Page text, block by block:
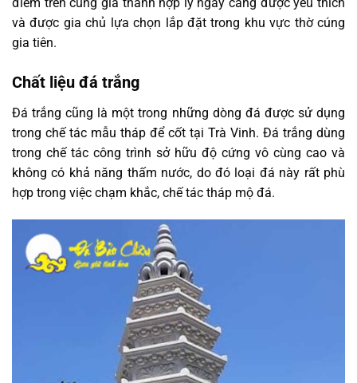
và được gia chủ lựa chọn lắp đặt trong khu vực thờ cúng
gia tiên.
Chất liệu đá trắng
Đá trắng cũng là một trong những dòng đá được sử dụng
trong chế tác mẫu tháp để cốt tại Trà Vinh. Đá trắng dùng
trong chế tác công trình sở hữu độ cứng vô cùng cao và
không có khả năng thấm nước, do đó loại đá này rất phù
hợp trong việc chạm khắc, chế tác tháp mộ đá.